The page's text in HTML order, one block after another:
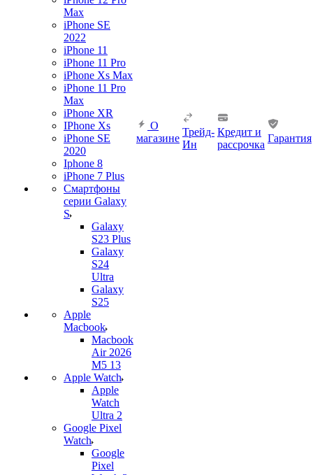
Max
iPhone SE
2022
iPhone 11
iPhone 11 Pro
iPhone Xs Max
iPhone 11 Pro
Max
iPhone XR
IPhone Xs
iPhone SE
2020
Iphone 8
iPhone 7 Plus
Смартфоны
серии Galaxy
S
Galaxy
S23 Plus
Galaxy
S24
Ultra
Galaxy
S25
Apple
Macbook
Macbook
Air 2026
M5 13
Apple Watch
Apple
Watch
Ultra 2
Google Pixel
Watch
Google
Pixel
О
магазине
Трейд-
Ин
Кредит и
рассрочка
Гарантия